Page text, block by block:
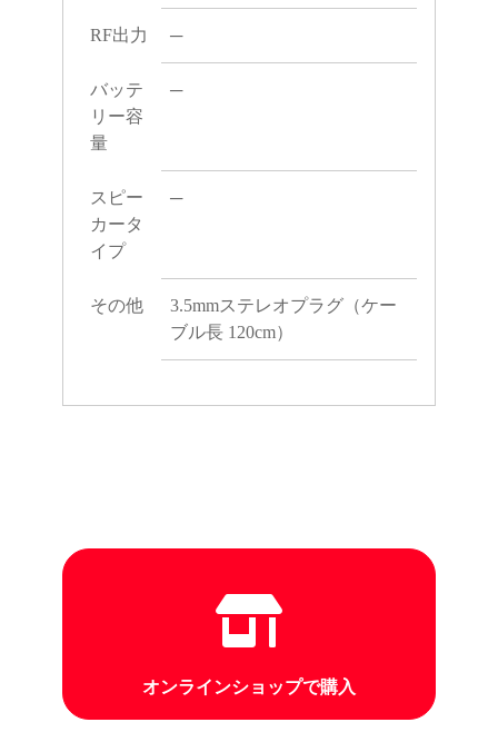
RF出力 ─
バッテ
リー容
量
─
スピー
カータ
イプ
─
その他
3.5mmステレオプラグ（ケー
ブル長 120cm）
オンラインショップで購入